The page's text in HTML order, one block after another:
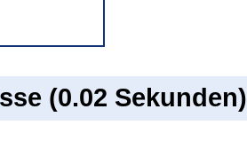
(0.02 Sekunden)